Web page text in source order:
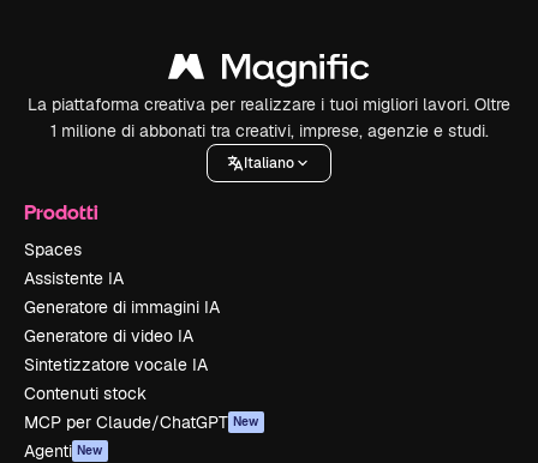
La piattaforma creativa per realizzare i tuoi migliori lavori. Oltre
1 milione di abbonati tra creativi, imprese, agenzie e studi.
Italiano
Prodotti
Spaces
Assistente IA
Generatore di immagini IA
Generatore di video IA
Sintetizzatore vocale IA
Contenuti stock
MCP per Claude/ChatGPT New
Agenti New